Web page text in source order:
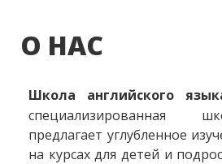
О НАС
Школа английского
специализированная
предлагает углубленное
на курсах для детей и